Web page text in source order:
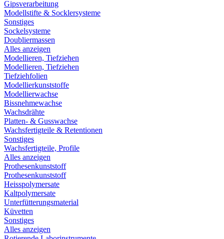
Gipsverarbeitung
Modellstifte & Socklersysteme
Sonstiges
Sockelsysteme
Doubliermassen
Alles anzeigen
Modellieren, Tiefziehen
Modellieren, Tiefziehen
Tiefziehfolien
Modellierkunststoffe
Modellierwachse
Bissnehmewachse
Wachsdrähte
Platten- & Gusswachse
Wachsfertigteile & Retentionen
Sonstiges
Wachsfertigteile, Profile
Alles anzeigen
Prothesenkunststoff
Prothesenkunststoff
Heisspolymersate
Kaltpolymersate
Unterfütterungsmaterial
Küvetten
Sonstiges
Alles anzeigen